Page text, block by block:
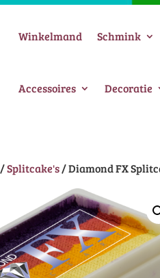
Winkelmand Schmink
Accessoires Decoratie
/Splitcake's/ Diamond FX